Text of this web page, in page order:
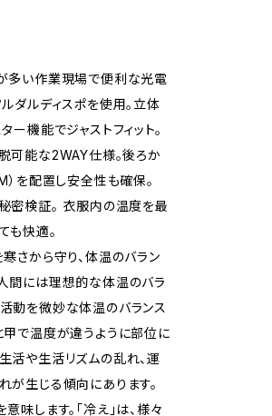
多い作業現場で便利な光電
ダルディスポを使用。立体
ー機能でジャストフィット。
可能な2WAY仕様。後ろか
）を配置し安全性も確保。
密検証。 衣服内の温度を最
も快適。
さから守り、体温のバラン
間には理想的な体温のバラ
動を微妙な体温のバランス
甲で温度が違うように部位に
活や生活リズムの乱れ、運
が生じる傾向にあります。
味します。「冷え」は、様々